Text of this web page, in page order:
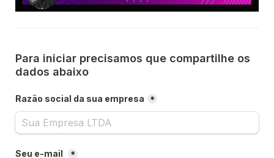
Para iniciar precisamos que compartilhe os
dados abaixo
Razão social da sua empresa *
Seu e-mail *